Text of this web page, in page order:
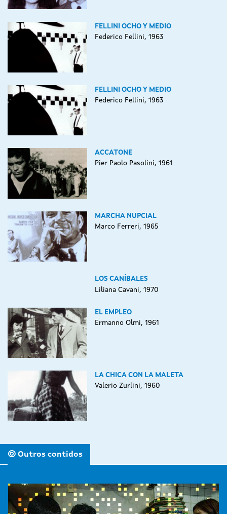
FELLINI OCHO Y MEDIO
Federico Fellini, 1963
FELLINI OCHO Y MEDIO
Federico Fellini, 1963
ACCATONE
Pier Paolo Pasolini, 1961
MARCHA NUPCIAL
Marco Ferreri, 1965
LOS CANÍBALES
Liliana Cavani, 1970
EL EMPLEO
Ermanno Olmi, 1961
LA CHICA CON LA MALETA
Valerio Zurlini, 1960
Outros contidos